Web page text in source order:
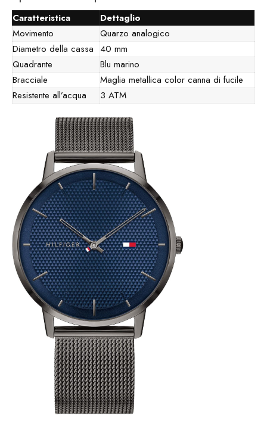
Caratteristica
Dettaglio
Movimento
Quarzo analogico
Diametro della cassa 40 mm
Quadrante
Blu marino
Bracciale
Maglia metallica color canna di fucile
Resistente all’acqua
3 ATM